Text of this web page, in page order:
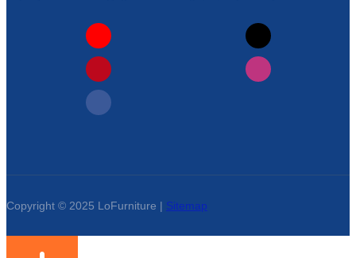
Copyright © 2025 LoFurniture | Sitemap